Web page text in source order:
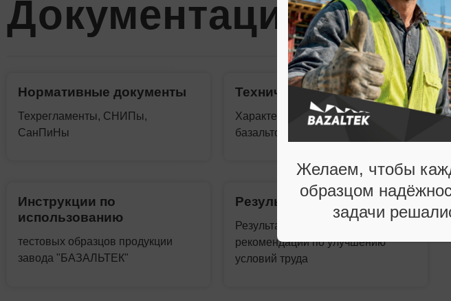
Документация
Нормативные документы
Техрегламенты, СНИПы,
СанПиНы
Техническая документация
Характеристики изоляции из
базальтового волокна БСТВ
Инструкции по
использованию
тестовых образцов продукции
завода "БАЗАЛЬТЕК"
Результаты СОУТ
Результаты проведения СОУТ,
рекомендации по улучшению
условий труда
Желаем, чтобы
образцом
задачи